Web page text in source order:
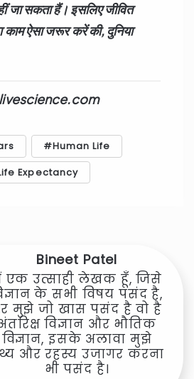
जा सकता हैं। इसलिए जीवित
ऐसा जरूर करें की, दुनिया
Human Life
Expectancy
Bineet Patel
एक उत्साही लेखक हूँ, जिसे
के सभी विषय पसंद है,
मुझे जो खास पसंद है वो है
विज्ञान और भौतिक
विज्ञान, इसके अलावा मुझे
और रहस्य उजागर करना
भी पसंद है।